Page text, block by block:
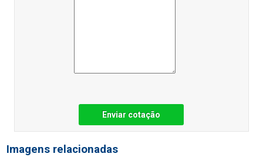
Enviar cotação
Imagens relacionadas